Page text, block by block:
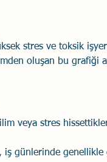
stres ve toksik
oluşan bu grafiği
veya stres
iş günlerinde genellikle